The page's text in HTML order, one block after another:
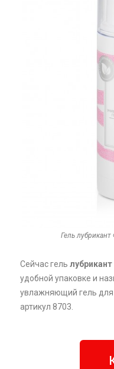
Гель
Сейчас гель
удобной упаковке и
увлажняющий гель
артикул 8703.